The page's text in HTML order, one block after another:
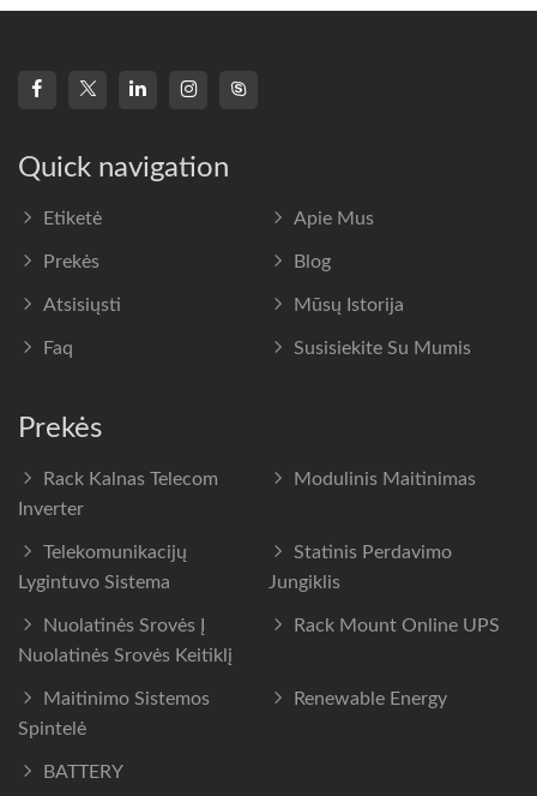
Quick navigation
Etiketė Apie Mus
Prekės Blog
Atsisiųsti Mūsų Istorija
Faq Susisiekite Su Mumis
Prekės
Rack Kalnas Telecom
Inverter
Modulinis Maitinimas
Telekomunikacijų
Lygintuvo Sistema
Statinis Perdavimo
Jungiklis
Nuolatinės Srovės Į
Nuolatinės Srovės Keitiklį
Rack Mount Online UPS
Maitinimo Sistemos
Spintelė
Renewable Energy
BATTERY